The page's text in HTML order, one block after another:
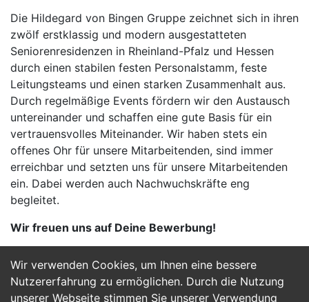
Wir verwenden Cookies, um Ihnen eine bessere
Nutzererfahrung zu ermöglichen. Durch die Nutzung
unserer Webseite stimmen Sie unserer Verwendung
Die Hildegard von Bingen Gruppe zeichnet sich in ihren
zwölf erstklassig und modern ausgestatteten
Seniorenresidenzen in Rheinland-Pfalz und Hessen
durch einen stabilen festen Personalstamm, feste
Leitungsteams und einen starken Zusammenhalt aus.
Durch regelmäßige Events fördern wir den Austausch
untereinander und schaffen eine gute Basis für ein
vertrauensvolles Miteinander. Wir haben stets ein
offenes Ohr für unsere Mitarbeitenden, sind immer
erreichbar und setzten uns für unsere Mitarbeitenden
ein. Dabei werden auch Nachwuchskräfte eng
begleitet.
Wir freuen uns auf Deine Bewerbung!
Jetzt Bewerben